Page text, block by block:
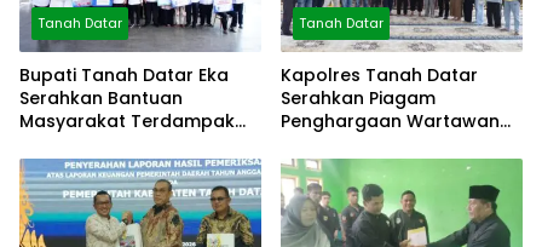
Tanah Datar
Bupati Tanah Datar Eka
Serahkan Bantuan
Masyarakat Terdampak
Tanah Datar
Kapolres Tanah Datar
Serahkan Piagam
Penghargaan Wartawan